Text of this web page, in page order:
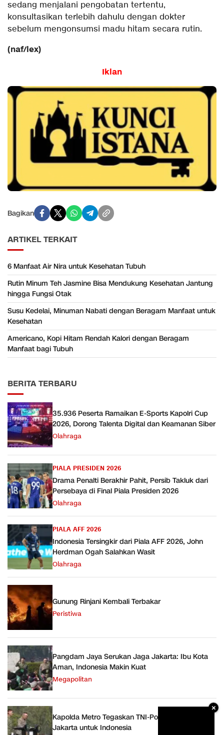
sedang menjalani pengobatan tertentu,
konsultasikan terlebih dahulu dengan dokter
sebelum mengonsumsi madu hitam secara rutin.
(naf/lex)
Iklan
Bagikan
ARTIKEL TERKAIT
6 Manfaat Air Nira untuk Kesehatan Tubuh
Rutin Minum Teh Jasmine Bisa Mendukung Kesehatan Jantung
hingga Fungsi Otak
Susu Kedelai, Minuman Nabati dengan Beragam Manfaat untuk
Kesehatan
Americano, Kopi Hitam Rendah Kalori dengan Beragam
Manfaat bagi Tubuh
BERITA TERBARU
35.936 Peserta Ramaikan E-Sports Kapolri Cup
2026, Dorong Talenta Digital dan Keamanan Siber
Olahraga
PIALA PRESIDEN 2026
Drama Penalti Berakhir Pahit, Persib Takluk dari
Persebaya di Final Piala Presiden 2026
Olahraga
PIALA AFF 2026
Indonesia Tersingkir dari Piala AFF 2026, John
Herdman Ogah Salahkan Wasit
Olahraga
Gunung Rinjani Kembali Terbakar
Peristiwa
Pangdam Jaya Serukan Jaga Jakarta: Ibu Kota
Aman, Indonesia Makin Kuat
Megapolitan
Kapolda Metro Tegaskan TNI-Polri Solid Jaga
Jakarta untuk Indonesia
×